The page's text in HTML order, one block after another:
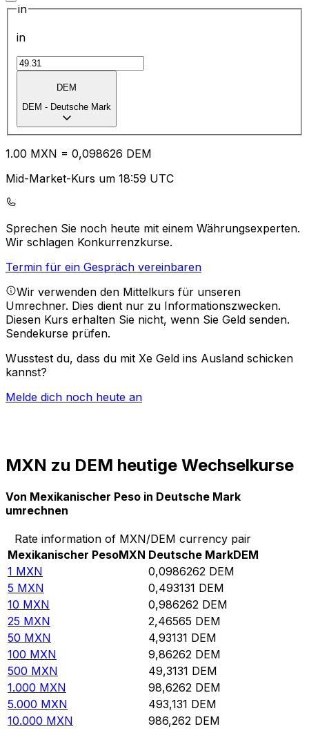
in
in
DEM
DEM - Deutsche Mark
1.00 MXN = 0,098626 DEM
Mid-Market-Kurs um 18:59 UTC
Sprechen Sie noch heute mit einem Währungsexperten.
Wir schlagen Konkurrenzkurse.
Termin für ein Gespräch vereinbaren
Wir verwenden den Mittelkurs für unseren
Umrechner. Dies dient nur zu Informationszwecken.
Diesen Kurs erhalten Sie nicht, wenn Sie Geld senden.
Sendekurse prüfen.
Wusstest du, dass du mit Xe Geld ins Ausland schicken
kannst?
Melde dich noch heute an
MXN zu DEM heutige Wechselkurse
Von Mexikanischer Peso in Deutsche Mark
umrechnen
Rate information of MXN/DEM currency pair
Mexikanischer PesoMXN Deutsche MarkDEM
1 MXN 0,0986262 DEM
5 MXN 0,493131 DEM
10 MXN 0,986262 DEM
25 MXN 2,46565 DEM
50 MXN 4,93131 DEM
100 MXN 9,86262 DEM
500 MXN 49,3131 DEM
1.000 MXN 98,6262 DEM
5.000 MXN 493,131 DEM
10.000 MXN 986,262 DEM